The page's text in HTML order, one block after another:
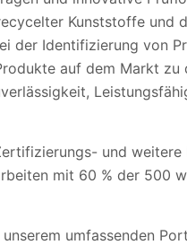
Kunststoffe und
der Identifizierung von
auf dem Markt
und
mit 60 % der 500
umfassenden